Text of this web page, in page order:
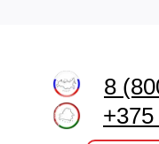
8